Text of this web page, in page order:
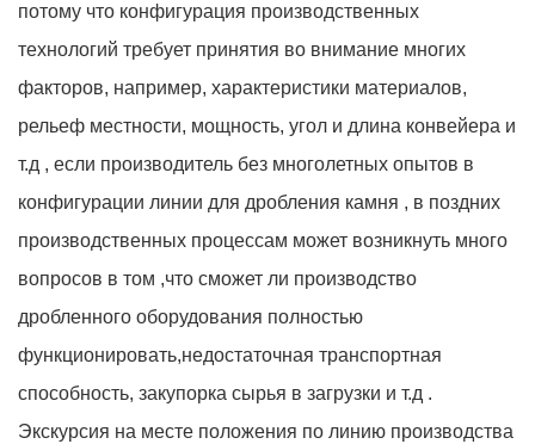
потому что конфигурация производственных
технологий требует принятия во внимание многих
факторов, например, характеристики материалов,
рельеф местности, мощность, угол и длина конвейера и
т.д , если производитель без многолетных опытов в
конфигурации линии для дробления камня , в поздних
производственных процессам может возникнуть много
вопросов в том ,что сможет ли производство
дробленного оборудования полностью
функционировать,недостаточная транспортная
способность, закупорка сырья в загрузки и т.д .
Экскурсия на месте положения по линию производства